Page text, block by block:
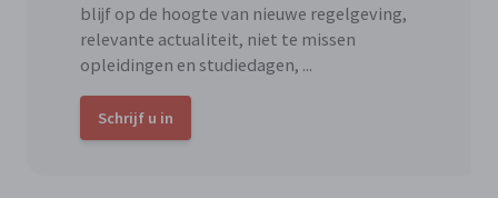
blijf op de hoogte van nieuwe regelgeving,
relevante actualiteit, niet te missen
opleidingen en studiedagen, ...
Schrijf u in